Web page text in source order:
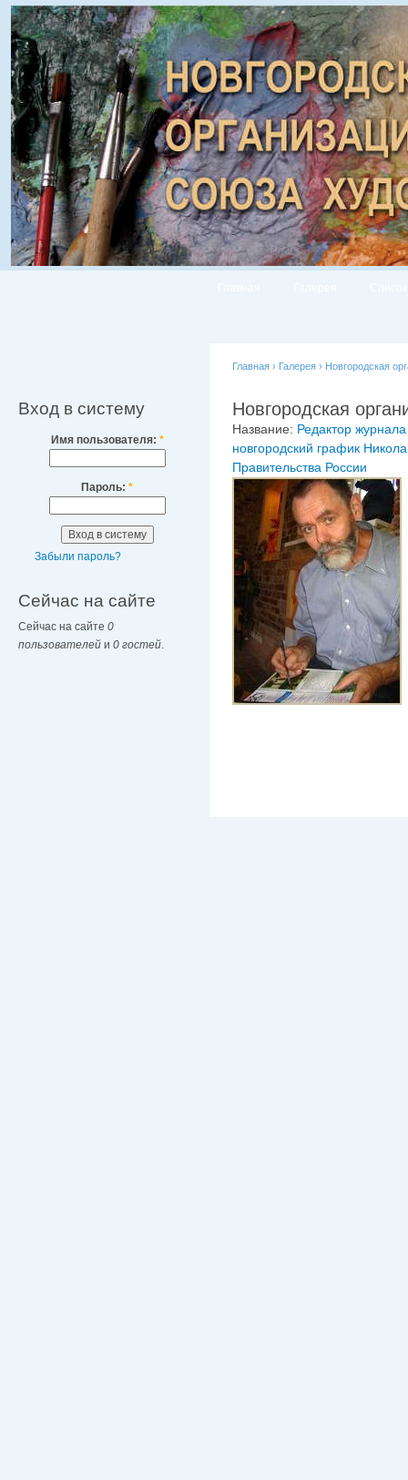
Вход в систему
Имя пользователя: *
Пароль: *
Забыли пароль?
Сейчас на сайте
Сейчас на сайте 0
пользователей и 0 гостей
Главная › Галерея › Новгородская
Новгородская
Название: Редактор
новгородский график
Правительства России